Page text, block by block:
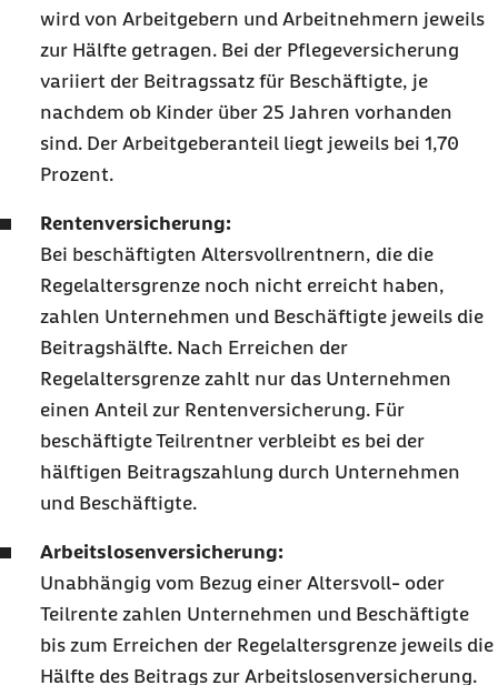
wird von Arbeitgebern und Arbeitnehmern jeweils
zur Hälfte getragen. Bei der Pflegeversicherung
variiert der Beitragssatz für Beschäftigte, je
nachdem ob Kinder über 25 Jahren vorhanden
sind. Der Arbeitgeberanteil liegt jeweils bei 1,70
Prozent.
Rentenversicherung:
Bei beschäftigten Altersvollrentnern, die die
Regelaltersgrenze noch nicht erreicht haben,
zahlen Unternehmen und Beschäftigte jeweils die
Beitragshälfte. Nach Erreichen der
Regelaltersgrenze zahlt nur das Unternehmen
einen Anteil zur Rentenversicherung. Für
beschäftigte Teilrentner verbleibt es bei der
hälftigen Beitragszahlung durch Unternehmen
und Beschäftigte.
Arbeitslosenversicherung:
Unabhängig vom Bezug einer Altersvoll- oder
Teilrente zahlen Unternehmen und Beschäftigte
bis zum Erreichen der Regelaltersgrenze jeweils die
Hälfte des Beitrags zur Arbeitslosenversicherung.